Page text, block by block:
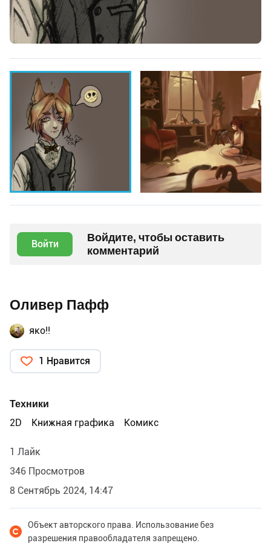
Войти
Войдите, чтобы оставить
комментарий
Оливер Пафф
яко!!
1 Нравится
Техники
2D
Книжная графика Комикс
1 Лайк
346 Просмотров
8 Сентябрь 2024, 14:47
Объект авторского права. Использование без
разрешения правообладателя запрещено.